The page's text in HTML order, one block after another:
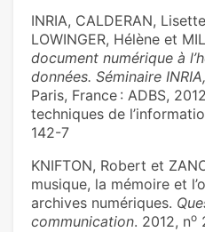
INRIA, CALDERAN,
LOWINGER, Hélène et
document numérique à
données. Séminaire
Paris, France : ADBS,
techniques de
142-7
KNIFTON, Robert et
musique, la mémoire et
archives numériques.
communication. 2012, no